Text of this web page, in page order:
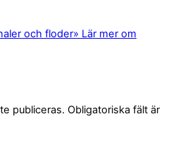
och floder» Lär mer om
publiceras. Obligatoriska fält är